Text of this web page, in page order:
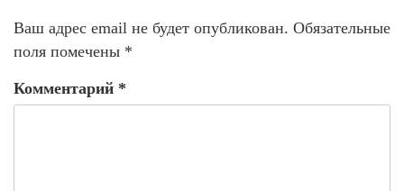
Ваш адрес email не будет опубликован. Обязательные
поля помечены *
Комментарий *